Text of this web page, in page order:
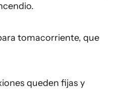
tomacorriente, que
queden fijas y